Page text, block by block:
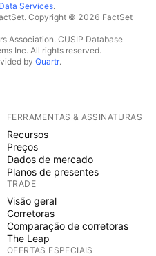
Services.
Copyright © 2026 FactSet
Association. CUSIP Database
Inc. All rights reserved.
by Quartr.
FERRAMENTAS & ASSINATURAS
Recursos
Preços
Dados de mercado
Planos de presentes
TRADE
Visão geral
Corretoras
Comparação de corretoras
The Leap
OFERTAS ESPECIAIS